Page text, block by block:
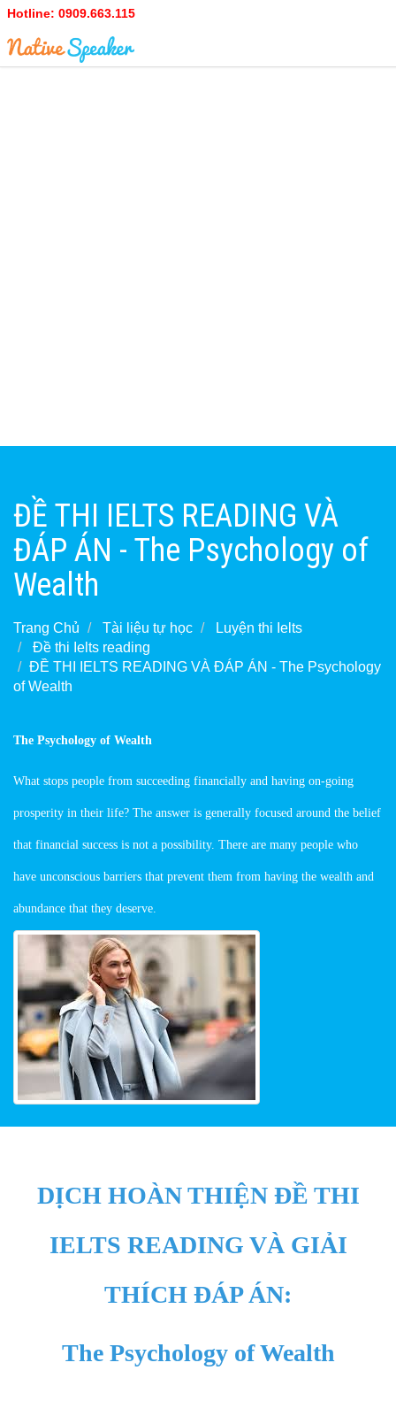
Hotline: 0909.663.115
ĐỀ THI IELTS READING VÀ
ĐÁP ÁN - The Psychology of
Wealth
Trang Chủ Tài liệu tự học
Luyện thi Ielts
Đề thi Ielts reading
ĐỀ THI IELTS READING VÀ ĐÁP ÁN - The Psychology
of Wealth
The Psychology of Wealth
What stops people from succeeding financially and having on-going
prosperity in their life? The answer is generally focused around the belief
that financial success is not a possibility. There are many people who
have unconscious barriers that prevent them from having the wealth and
abundance that they deserve.
DỊCH HOÀN THIỆN ĐỀ THI
IELTS READING VÀ GIẢI
THÍCH ĐÁP ÁN:
The Psychology of Wealth